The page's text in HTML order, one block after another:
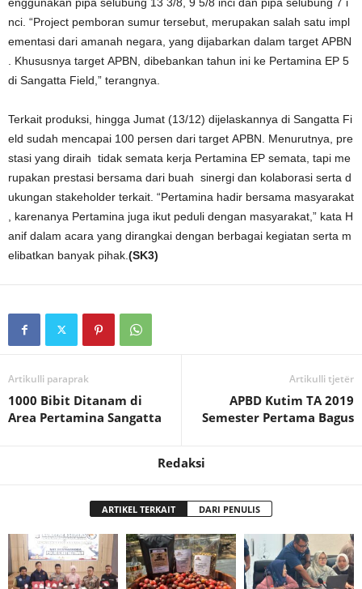
nci. “Project pemboran sumur tersebut, merupakan salah satu impl
ementasi dari amanah negara, yang dijabarkan dalam target APBN
. Khususnya target APBN, dibebankan tahun ini ke Pertamina EP 5
di Sangatta Field,” terangnya.
Terkait produksi, hingga Jumat (13/12) dijelaskannya di Sangatta Fi
eld sudah mencapai 100 persen dari target APBN. Menurutnya, pre
stasi yang diraih tidak semata kerja Pertamina EP semata, tapi me
rupakan prestasi bersama dari buah sinergi dan kolaborasi serta d
ukungan stakeholder terkait. “Pertamina hadir bersama masyarakat
, karenanya Pertamina juga ikut peduli dengan masyarakat,” kata H
anif dalam acara yang dirangkai dengan berbagai kegiatan serta m
elibatkan banyak pihak. (SK3)
Artikulli paraprak
1000 Bibit Ditanam di
Area Pertamina Sangatta
Artikulli tjetër
APBD Kutim TA 2019
Semester Pertama Bagus
Redaksi
ARTIKEL TERKAIT DARI PENULIS